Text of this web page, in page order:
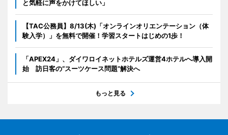
と気軽に声をかけてほしい」
【TAC公務員】8/13(木)「オンラインオリエンテーション（体
験入学）」を無料で開催！学習スタートはじめの1歩！
「APEX24」、ダイワロイネットホテルズ運営4ホテルへ導入開
始 訪日客の“スーツケース問題”解決へ
もっと見る